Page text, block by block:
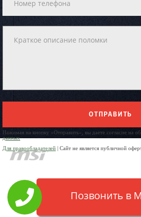
ОТПРАВИТЬ
Нажимая на кнопку «Отправить», вы даете согласие на
данных
Для правообладателей | Сайт не является публичной
Позвонить в